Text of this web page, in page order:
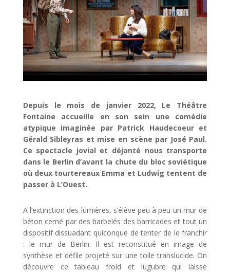
Depuis le mois de janvier 2022, Le Théâtre
Fontaine accueille en son sein une comédie
atypique imaginée par Patrick Haudecoeur et
Gérald Sibleyras et mise en scène par José Paul.
Ce spectacle jovial et déjanté nous transporte
dans le Berlin d’avant la chute du bloc soviétique
où deux tourtereaux Emma et Ludwig tentent de
passer à L’Ouest.
A l’extinction des lumières, s’élève peu à peu un mur de
béton cerné par des barbelés des barricades et tout un
dispositif dissuadant quiconque de tenter de le franchir
: le mur de Berlin. Il est reconstitué en image de
synthèse et défile projeté sur une toile translucide. On
découvre ce tableau froid et lugubre qui laisse